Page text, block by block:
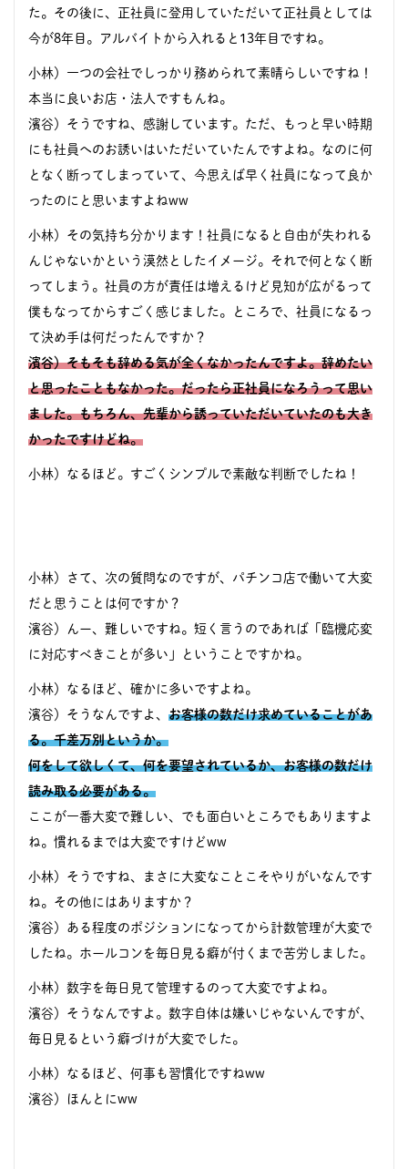
た。その後に、正社員に登用していただいて正社員としては
今が8年目。アルバイトから入れると13年目ですね。
小林）一つの会社でしっかり務められて素晴らしいですね！
本当に良いお店・法人ですもんね。
濱谷）そうですね、感謝しています。ただ、もっと早い時期
にも社員へのお誘いはいただいていたんですよね。なのに何
となく断ってしまっていて、今思えば早く社員になって良か
ったのにと思いますよねww
小林）その気持ち分かります！社員になると自由が失われる
んじゃないかという漠然としたイメージ。それで何となく断
ってしまう。社員の方が責任は増えるけど見知が広がるって
僕もなってからすごく感じました。ところで、社員になるっ
て決め手は何だったんですか？
濱谷）そもそも辞める気が全くなかったんですよ。辞めたい
と思ったこともなかった。だったら正社員になろうって思い
ました。もちろん、先輩から誘っていただいていたのも大き
かったですけどね。
小林）なるほど。すごくシンプルで素敵な判断でしたね！
小林）さて、次の質問なのですが、パチンコ店で働いて大変
だと思うことは何ですか？
濱谷）んー、難しいですね。短く言うのであれば「臨機応変
に対応すべきことが多い」ということですかね。
小林）なるほど、確かに多いですよね。
濱谷）そうなんですよ、 お客様の数だけ求めていることがあ
る。千差万別というか。
何をして欲しくて、何を要望されているか、お客様の数だけ
読み取る必要がある。
ここが一番大変で難しい、でも面白いところでもありますよ
ね。慣れるまでは大変ですけどww
小林）そうですね、まさに大変なことこそやりがいなんです
ね。その他にはありますか？
濱谷）ある程度のポジションになってから計数管理が大変で
したね。ホールコンを毎日見る癖が付くまで苦労しました。
小林）数字を毎日見て管理するのって大変ですよね。
濱谷）そうなんですよ。数字自体は嫌いじゃないんですが、
毎日見るという癖づけが大変でした。
小林）なるほど、何事も習慣化ですねww
濱谷）ほんとにww